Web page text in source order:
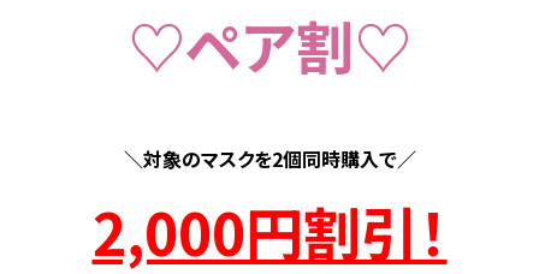
♡ペア割♡
＼対象のマスクを2個同時購入で／
2,000円割引！